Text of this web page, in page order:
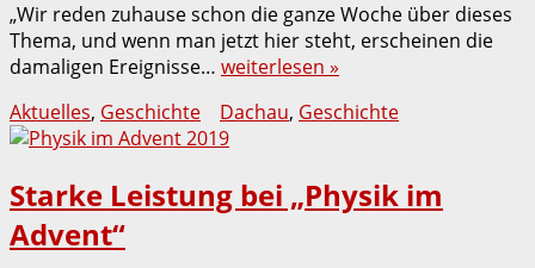
„Wir reden zuhause schon die ganze Woche über dieses
Thema, und wenn man jetzt hier steht, erscheinen die
damaligen Ereignisse… weiterlesen »
Aktuelles, Geschichte Dachau, Geschichte
Starke Leistung bei „Physik im
Advent“